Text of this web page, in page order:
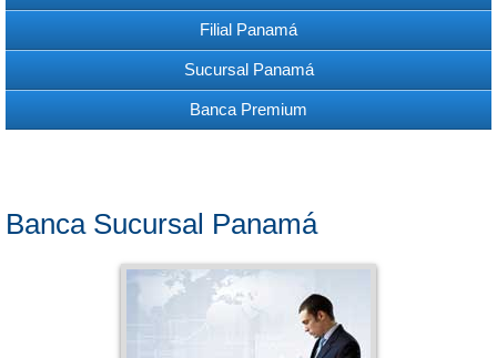
Filial Panamá
Sucursal Panamá
Banca Premium
Banca Sucursal Panamá